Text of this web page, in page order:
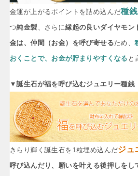
金運が上がるポイントを詰め込んだ種銭
つ純金製 、さらに縁起の良いダイヤモン
金は、仲間（お金）を呼び寄せるため、
おくことで、お金が貯まりやすくなる と
▼誕生石が福を呼び込むジュエリー種銭
きらり輝く誕生石を1粒埋め込んだジュ
呼び込んだり、願いを叶える後押しをし